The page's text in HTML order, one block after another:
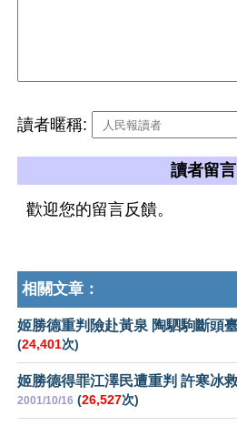
讀者暱稱:
讀者留言
歡迎您的留言反饋。
相關文章：
姬勝德重判險赴黃泉 陶駟駒斷頭
(24,401次)
姬勝德得罪江澤民遭重判 許寒冰
2001/10/16 (26,527次)